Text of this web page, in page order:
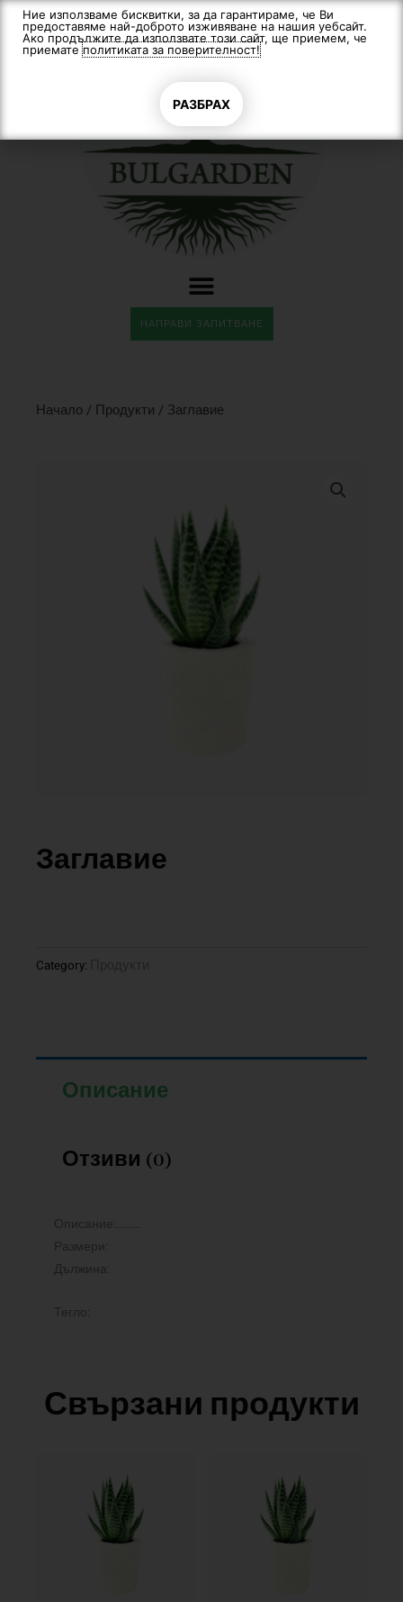
content
НАПРАВИ ЗАПИТВАНЕ
Начало/ Продукти / Заглавие
Заглавие
Category:
Описание
Отзиви (0)
Описание:………
Размери:
Дължина:
Тегло:
Свързани продукти
Ние използваме бисквитки, за да гарантираме, че Ви
предоставяме най-доброто изживяване на нашия уебсайт.
Ако продължите да използвате този сайт, ще приемем, че
приематеполитиката за поверителност!
РАЗБРАХ